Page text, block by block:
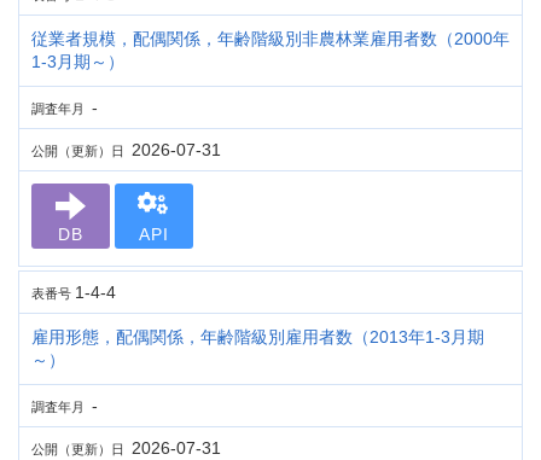
従業者規模，配偶関係，年齢階級別非農林業雇用者数（2000年
1-3月期～）
調査年月 -
公開（更新）日 2026-07-31
DB API
表番号 1-4-4
雇用形態，配偶関係，年齢階級別雇用者数（2013年1-3月期
～）
調査年月 -
公開（更新）日 2026-07-31